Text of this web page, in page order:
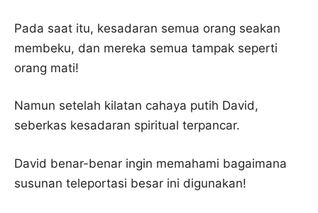
Pada saat itu, kesadaran semua orang seakan
membeku, dan mereka semua tampak seperti
orang mati!
Namun setelah kilatan cahaya putih David,
seberkas kesadaran spiritual terpancar.
David benar-benar ingin memahami bagaimana
susunan teleportasi besar ini digunakan!